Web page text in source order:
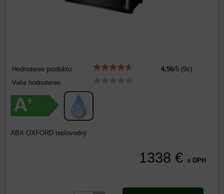
Hodnotenie produktu: 4.56/5 (9x)
Vaše hodnotenie:
ABX OXFORD teplovodný
1338 € s DPH